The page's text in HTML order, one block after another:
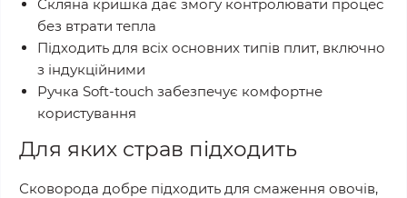
Скляна кришка дає змогу контролювати процес
без втрати тепла
Підходить для всіх основних типів плит, включно
з індукційними
Ручка Soft-touch забезпечує комфортне
користування
Для яких страв підходить
Сковорода добре підходить для смаження овочів,